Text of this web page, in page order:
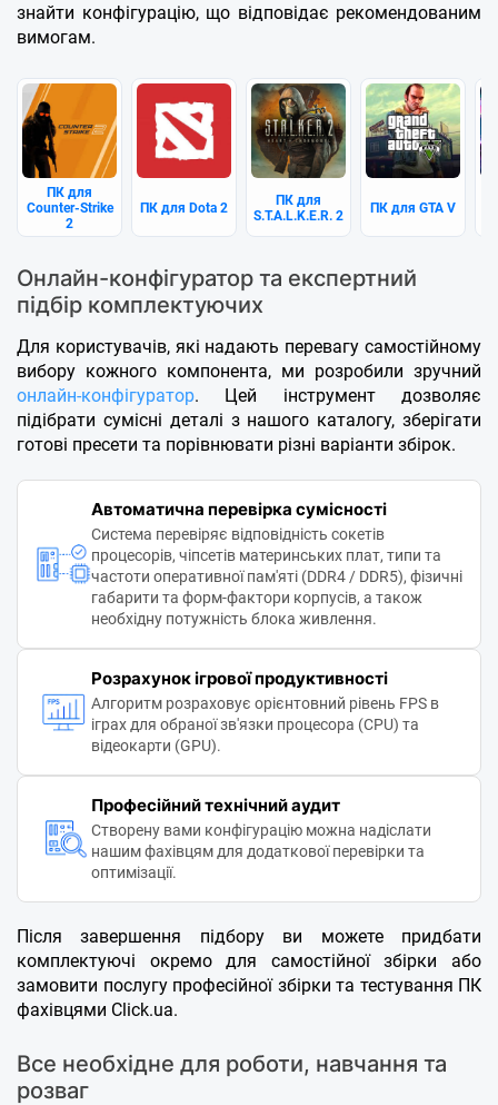
знайти конфігурацію, що відповідає рекомендованим
вимогам.
ПК для
Counter-Strike
2
ПК для Dota 2
ПК для
S.T.A.L.K.E.R. 2
ПК для GTA V
Онлайн-конфігуратор та експертний
підбір комплектуючих
Для користувачів, які надають перевагу самостійному
вибору кожного компонента, ми розробили зручний
онлайн-конфігуратор. Цей інструмент дозволяє
підібрати сумісні деталі з нашого каталогу, зберігати
готові пресети та порівнювати різні варіанти збірок.
Автоматична перевірка сумісності
Система перевіряє відповідність сокетів
процесорів, чіпсетів материнських плат, типи та
частоти оперативної пам'яті (DDR4 / DDR5), фізичні
габарити та форм-фактори корпусів, а також
необхідну потужність блока живлення.
Розрахунок ігрової продуктивності
Алгоритм розраховує орієнтовний рівень FPS в
іграх для обраної зв'язки процесора (CPU) та
відеокарти (GPU).
Професійний технічний аудит
Створену вами конфігурацію можна надіслати
нашим фахівцям для додаткової перевірки та
оптимізації.
Після завершення підбору ви можете придбати
комплектуючі окремо для самостійної збірки або
замовити послугу професійної збірки та тестування ПК
фахівцями Click.ua.
Все необхідне для роботи, навчання та
розваг